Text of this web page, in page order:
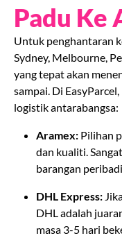
Padu Ke
Untuk penghantaran
Sydney, Melbourne,
yang tepat akan
sampai. Di
logistik antarabangsa:
Aramex: Pilihan
dan kualiti.
barangan
DHL Express:
DHL adalah
masa 3-5 hari